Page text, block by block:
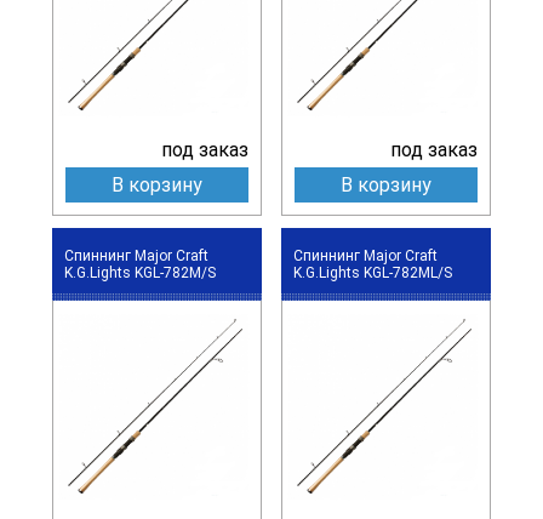
под заказ
В корзину
под заказ
В корзину
Спиннинг Major Craft
K.G.Lights KGL-782M/S
Спиннинг Major Craft
K.G.Lights KGL-782ML/S